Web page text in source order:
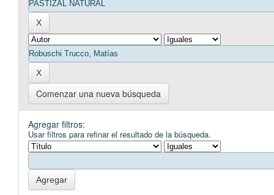
Comenzar una nueva búsqueda
Agregar filtros:
Usar filtros para refinar el resultado de la búsqueda.